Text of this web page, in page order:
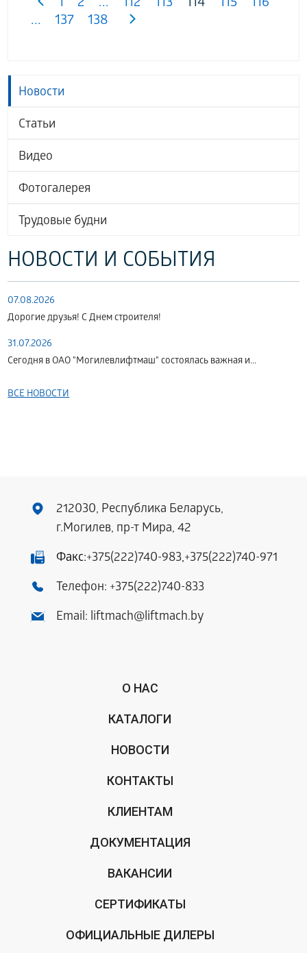
Новости
Статьи
Видео
Фотогалерея
Трудовые будни
НОВОСТИ И СОБЫТИЯ
07.08.2026
Дорогие друзья! С Днем строителя!
31.07.2026
Сегодня в ОАО "Могилевлифтмаш" состоялась важная и...
ВСЕ НОВОСТИ
...
137 138
212030, Республика Беларусь,
г.Могилев, пр-т Мира, 42
Факс:+375(222)740-983,+375(222)740-971
Телефон: +375(222)740-833
Email: liftmach@liftmach.by
О НАС
КАТАЛОГИ
НОВОСТИ
КОНТАКТЫ
КЛИЕНТАМ
ДОКУМЕНТАЦИЯ
ВАКАНСИИ
СЕРТИФИКАТЫ
ОФИЦИАЛЬНЫЕ ДИЛЕРЫ